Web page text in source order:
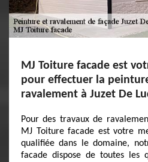
MJ Toiture facade est
pour effectuer la
ravalement à Juzet De
Pour des travaux de
MJ Toiture facade est votre
qualifiée dans le domaine,
facade dispose de toutes les